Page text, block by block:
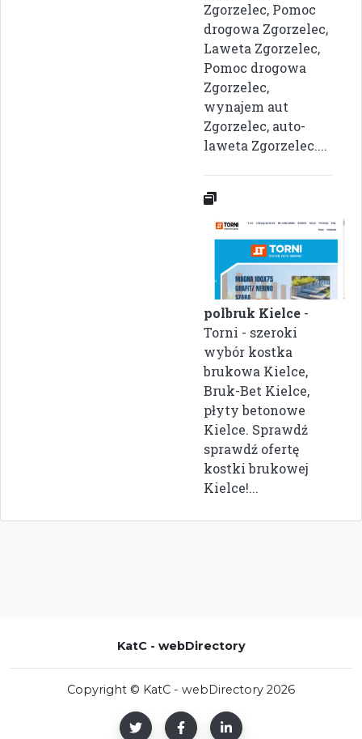
Zgorzelec, Pomoc
drogowa Zgorzelec,
Laweta Zgorzelec,
Pomoc drogowa
Zgorzelec,
wynajem aut
Zgorzelec, auto-
laweta Zgorzelec....
polbruk Kielce -
Torni - szeroki
wybór kostka
brukowa Kielce,
Bruk-Bet Kielce,
płyty betonowe
Kielce. Sprawdź
sprawdź ofertę
kostki brukowej
Kielce!...
KatC - webDirectory
Copyright © KatC - webDirectory 2026